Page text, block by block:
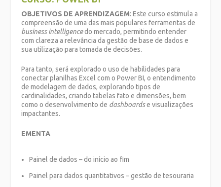
OBJETIVOS DE APRENDIZAGEM: Este curso estimula a
compreensão de uma das mais populares ferramentas de
business intelligencedo mercado, permitindo entender
com clareza a relevância da gestão de base de dados e
sua utilização para tomada de decisões.
Para tanto, será explorado o uso de habilidades para
conectar planilhas Excel com o Power BI, o entendimento
de modelagem de dados, explorando tipos de
cardinalidades, criando tabelas fato e dimensões, bem
como o desenvolvimento de dashboardse visualizações
impactantes.
EMENTA
Painel de dados – do início ao fim
Painel para dados quantitativos – gestão de tesouraria